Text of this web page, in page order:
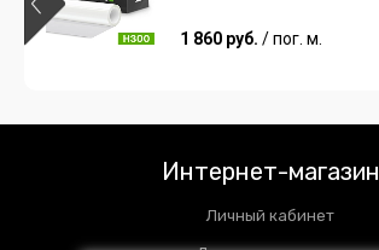
1 860 руб. / пог. м.
Интернет-магазин
Личный кабинет